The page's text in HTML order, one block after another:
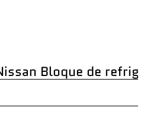
Bloque de